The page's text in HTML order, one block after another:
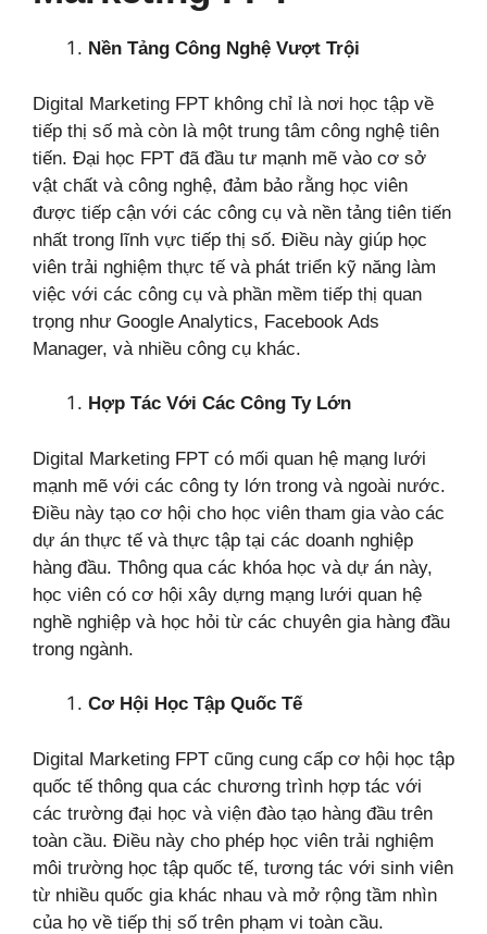
Nền Tảng Công Nghệ Vượt Trội
Digital Marketing FPT không chỉ là nơi học tập về
tiếp thị số mà còn là một trung tâm công nghệ tiên
tiến. Đại học FPT đã đầu tư mạnh mẽ vào cơ sở
vật chất và công nghệ, đảm bảo rằng học viên
được tiếp cận với các công cụ và nền tảng tiên tiến
nhất trong lĩnh vực tiếp thị số. Điều này giúp học
viên trải nghiệm thực tế và phát triển kỹ năng làm
việc với các công cụ và phần mềm tiếp thị quan
trọng như Google Analytics, Facebook Ads
Manager, và nhiều công cụ khác.
Hợp Tác Với Các Công Ty Lớn
Digital Marketing FPT có mối quan hệ mạng lưới
mạnh mẽ với các công ty lớn trong và ngoài nước.
Điều này tạo cơ hội cho học viên tham gia vào các
dự án thực tế và thực tập tại các doanh nghiệp
hàng đầu. Thông qua các khóa học và dự án này,
học viên có cơ hội xây dựng mạng lưới quan hệ
nghề nghiệp và học hỏi từ các chuyên gia hàng đầu
trong ngành.
Cơ Hội Học Tập Quốc Tế
Digital Marketing FPT cũng cung cấp cơ hội học tập
quốc tế thông qua các chương trình hợp tác với
các trường đại học và viện đào tạo hàng đầu trên
toàn cầu. Điều này cho phép học viên trải nghiệm
môi trường học tập quốc tế, tương tác với sinh viên
từ nhiều quốc gia khác nhau và mở rộng tầm nhìn
của họ về tiếp thị số trên phạm vi toàn cầu.